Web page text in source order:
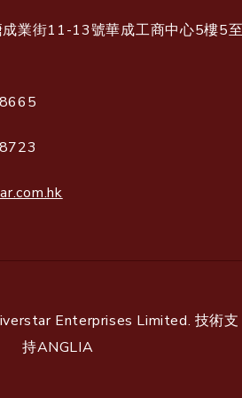
業街11-13號華成工商中心5樓5
Enterprises Limited. 技術支
持ANGLIA